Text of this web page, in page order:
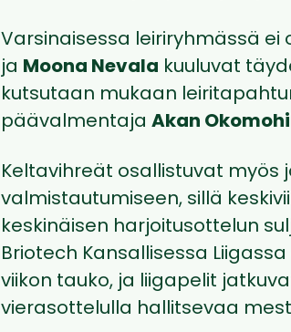
Varsinaisessa leiriryhmässä ei
ja Moona Nevala kuuluvat
kutsutaan mukaan
päävalmentaja Akan
Keltavihreät osallistuvat myös
valmistautumiseen, sillä
keskinäisen harjoitusottelun
Briotech Kansallisessa
viikon tauko, ja liigapelit
vierasottelulla hallitsevaa